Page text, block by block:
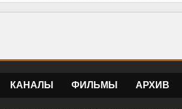
КАНАЛЫ ФИЛЬМЫ АРХИВ